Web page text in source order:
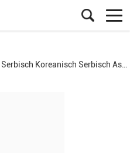
Serbisch Koreanisch Serbisch Aserbaidschanisch